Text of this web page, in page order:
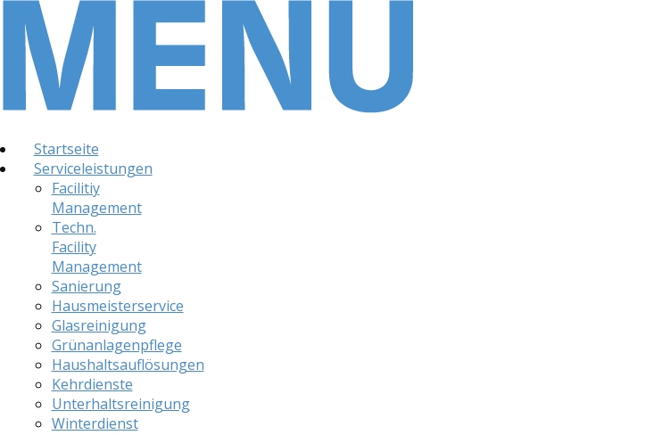
Startseite
Serviceleistungen
Facilitiy
Management
Techn.
Facility
Management
Sanierung
Hausmeisterservice
Glasreinigung
Grünanlagenpflege
Haushaltsauflösungen
Kehrdienste
Unterhaltsreinigung
Winterdienst